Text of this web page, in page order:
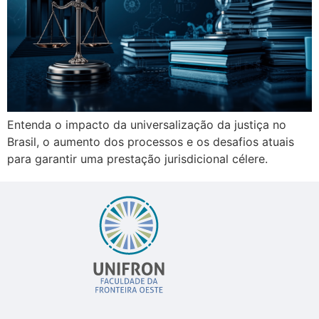
Entenda o impacto da universalização da justiça no
Brasil, o aumento dos processos e os desafios atuais
para garantir uma prestação jurisdicional célere.